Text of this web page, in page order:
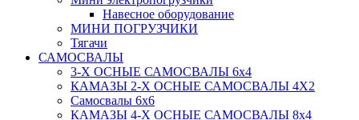
Навесное оборудование
МИНИ ПОГРУЗЧИКИ
Тягачи
САМОСВАЛЫ
3-Х ОСНЫЕ САМОСВАЛЫ 6x4
КАМАЗЫ 2-Х ОСНЫЕ САМОСВАЛЫ 4Х2
Самосвалы 6x6
КАМАЗЫ 4-X ОСНЫЕ САМОСВАЛЫ 8x4